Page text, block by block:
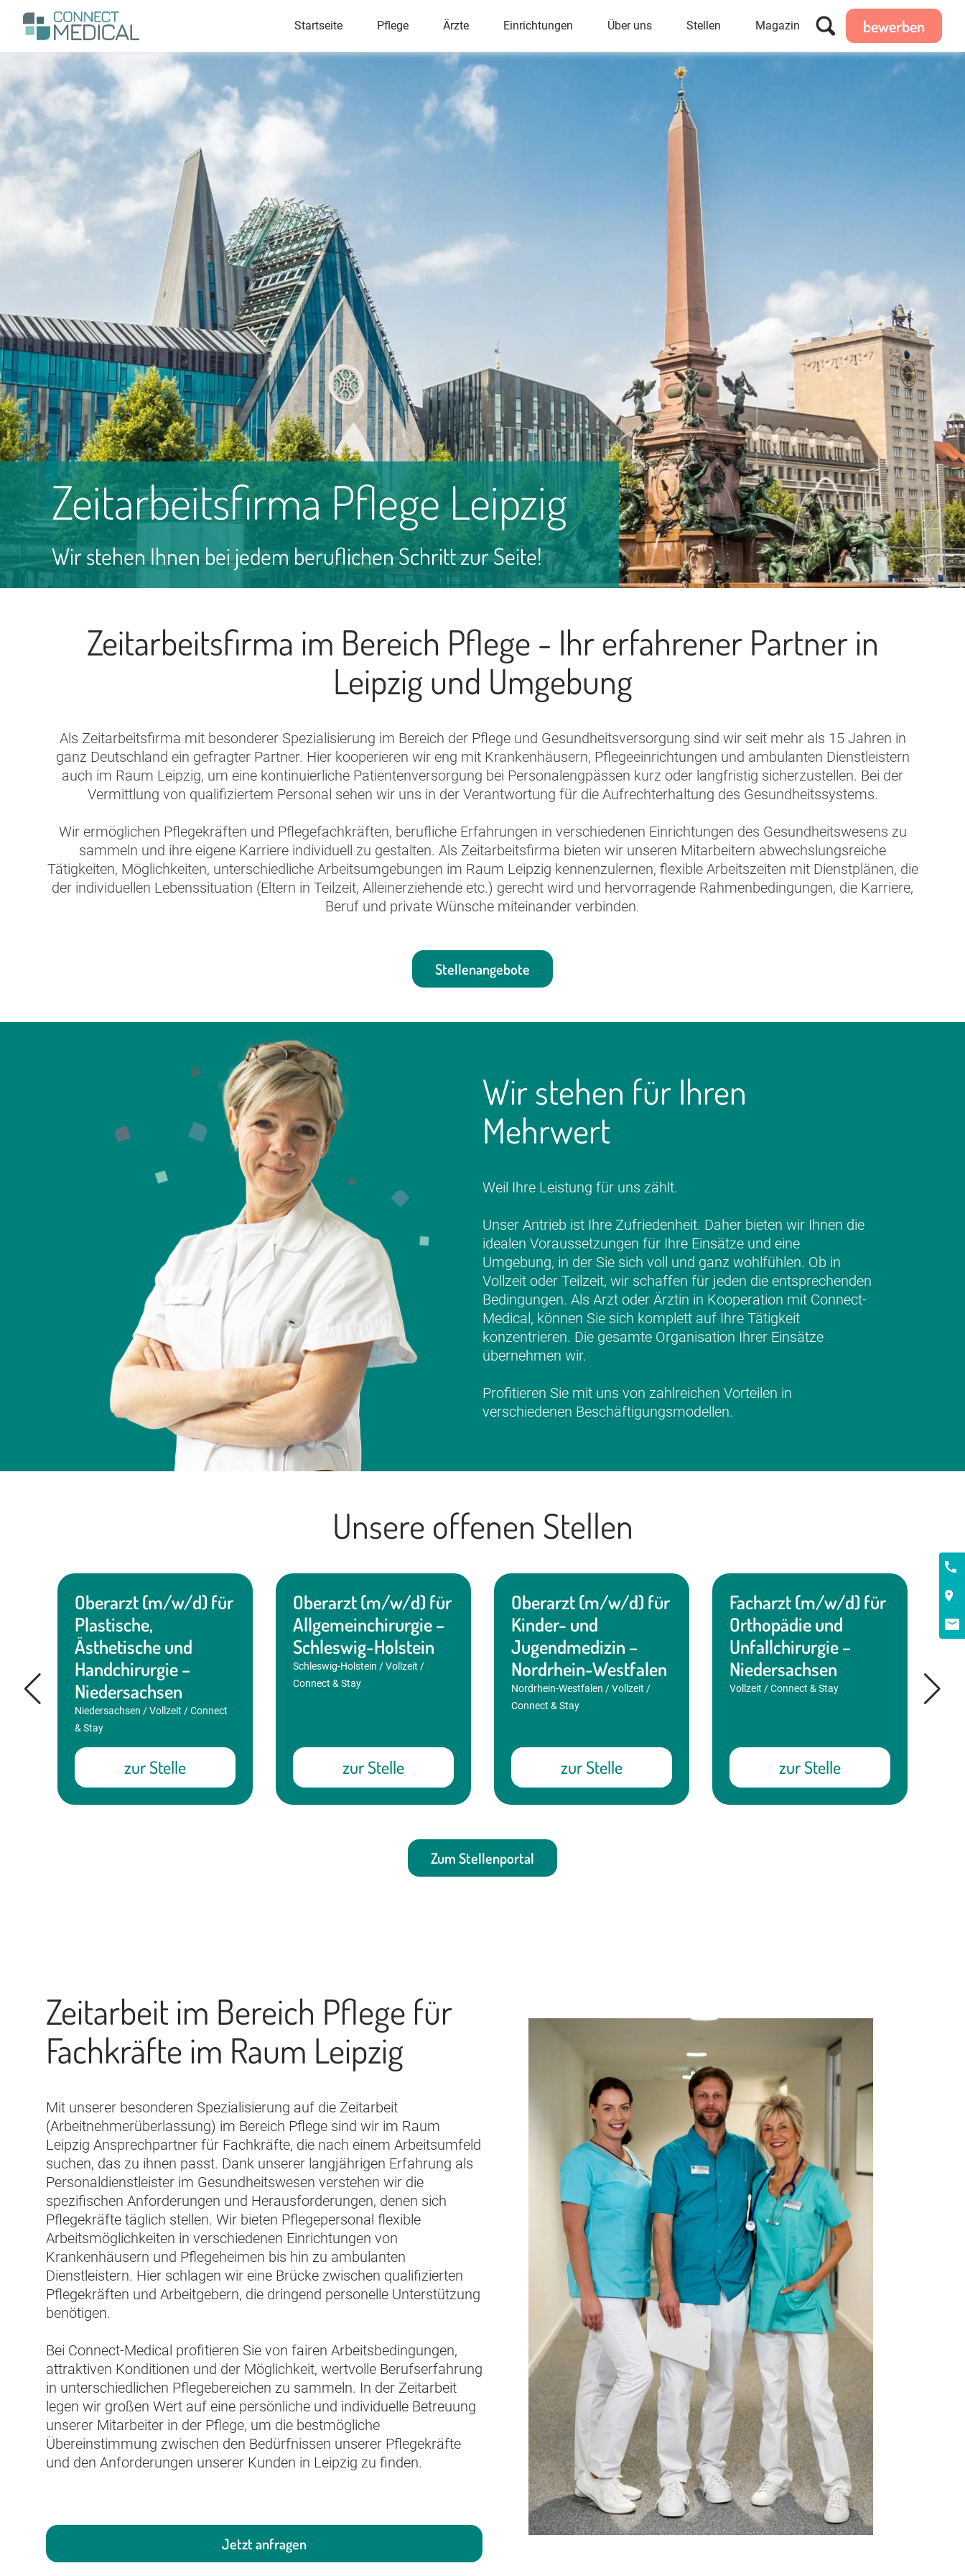
Startseite
Pflege Ärzte Einrichtungen Über uns Stellen Magazin bewerben
Zeitarbeitsfirma Pflege Leipzig
Wir stehen Ihnen bei jedem beruflichen Schritt zur Seite!
Zeitarbeitsfirma im Bereich Pflege - Ihr erfahrener Partner in
Leipzig und Umgebung
Als Zeitarbeitsfirma mit besonderer Spezialisierung im Bereich der Pflege und Gesundheitsversorgung sind wir seit mehr als 15 Jahren in
ganz Deutschland ein gefragter Partner. Hier kooperieren wir eng mit Krankenhäusern, Pflegeeinrichtungen und ambulanten Dienstleistern
auch im Raum Leipzig, um eine kontinuierliche Patientenversorgung bei Personalengpässen kurz oder langfristig sicherzustellen. Bei der
Vermittlung von qualifiziertem Personal sehen wir uns in der Verantwortung für die Aufrechterhaltung des Gesundheitssystems.
Wir ermöglichen Pflegekräften und Pflegefachkräften, berufliche Erfahrungen in verschiedenen Einrichtungen des Gesundheitswesens zu
sammeln und ihre eigene Karriere individuell zu gestalten. Als Zeitarbeitsfirma bieten wir unseren Mitarbeitern abwechslungsreiche
Tätigkeiten, Möglichkeiten, unterschiedliche Arbeitsumgebungen im Raum Leipzig kennenzulernen, flexible Arbeitszeiten mit Dienstplänen, die
der individuellen Lebenssituation (Eltern in Teilzeit, Alleinerziehende etc.) gerecht wird und hervorragende Rahmenbedingungen, die Karriere,
Beruf und private Wünsche miteinander verbinden.
Stellenangebote
Wir stehen für Ihren
Mehrwert
Weil Ihre Leistung für uns zählt.
Unser Antrieb ist Ihre Zufriedenheit. Daher bieten wir Ihnen die
idealen Voraussetzungen für Ihre Einsätze und eine
Umgebung, in der Sie sich voll und ganz wohlfühlen. Ob in
Vollzeit oder Teilzeit, wir schaffen für jeden die entsprechenden
Bedingungen. Als Arzt oder Ärztin in Kooperation mit Connect-
Medical, können Sie sich komplett auf Ihre Tätigkeit
konzentrieren. Die gesamte Organisation Ihrer Einsätze
übernehmen wir.
Profitieren Sie mit uns von zahlreichen Vorteilen in
verschiedenen Beschäftigungsmodellen.
Unsere offenen Stellen
Oberarzt (m/w/d) für
Plastische,
Ästhetische und
Handchirurgie –
Niedersachsen
Niedersachsen / Vollzeit / Connect
& Stay
zur Stelle
Oberarzt (m/w/d) für
Allgemeinchirurgie –
Schleswig-Holstein
Schleswig-Holstein / Vollzeit /
Connect & Stay
zur Stelle
Oberarzt (m/w/d) für
Kinder- und
Jugendmedizin –
Nordrhein-Westfalen
Nordrhein-Westfalen / Vollzeit /
Connect & Stay
zur Stelle
Facharzt (m/w/d) für
Orthopädie und
Unfallchirurgie –
Niedersachsen
Vollzeit / Connect & Stay
zur Stelle
Zum Stellenportal
Zeitarbeit im Bereich Pflege für
Fachkräfte im Raum Leipzig
Mit unserer besonderen Spezialisierung auf die Zeitarbeit
(Arbeitnehmerüberlassung) im Bereich Pflege sind wir im Raum
Leipzig Ansprechpartner für Fachkräfte, die nach einem Arbeitsumfeld
suchen, das zu ihnen passt. Dank unserer langjährigen Erfahrung als
Personaldienstleister im Gesundheitswesen verstehen wir die
spezifischen Anforderungen und Herausforderungen, denen sich
Pflegekräfte täglich stellen. Wir bieten Pflegepersonal flexible
Arbeitsmöglichkeiten in verschiedenen Einrichtungen von
Krankenhäusern und Pflegeheimen bis hin zu ambulanten
Dienstleistern. Hier schlagen wir eine Brücke zwischen qualifizierten
Pflegekräften und Arbeitgebern, die dringend personelle Unterstützung
benötigen.
Bei Connect-Medical profitieren Sie von fairen Arbeitsbedingungen,
attraktiven Konditionen und der Möglichkeit, wertvolle Berufserfahrung
in unterschiedlichen Pflegebereichen zu sammeln. In der Zeitarbeit
legen wir großen Wert auf eine persönliche und individuelle Betreuung
unserer Mitarbeiter in der Pflege, um die bestmögliche
Übereinstimmung zwischen den Bedürfnissen unserer Pflegekräfte
und den Anforderungen unserer Kunden in Leipzig zu finden.
Jetzt anfragen